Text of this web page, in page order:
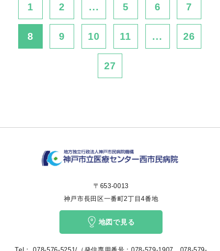
1 2 ... 5 6 7
8 9 10 11 ... 26
27
〒653-0013
神戸市長田区一番町2丁目4番地
地図で見る